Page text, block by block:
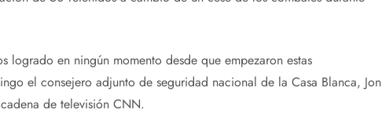
logrado en ningún momento desde que empezaron estas
el consejero adjunto de seguridad nacional de la Casa Blanca, Jon
de televisión CNN.